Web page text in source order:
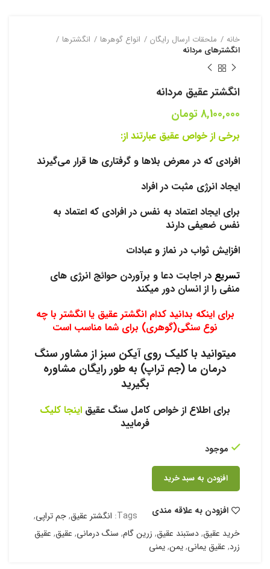
خانه ملحقات ارسال رایگان انواع گوهرها
انگشترها
انگشترهای مردانه
انگشتر عقیق مردانه
8,100,000تومان
برخی از خواص عقیق عبارتند از:
افرادی که در معرض بلاها و گرفتاری ها قرار می‌گیرند
ایجاد انرژی مثبت در افراد
برای ایجاد اعتماد به نفس در افرادی که اعتماد به
نفس ضعیفی دارند
افزایش ثواب در نماز و عبادات
تسریع در اجابت دعا و برآوردن حوائج انرژی های
منفی را از انسان دور میکند
برای اینکه بدانید کدام انگشتر عقیق یا انگشتر با چه
نوع سنگی(گوهری) برای شما مناسب است
میتوانید با کلیک روی آیکن سبز از مشاور سنگ
درمان ما (جم تراپ) به طور رایگان مشاوره
بگیرید
برای اطلاع از خواص کامل سنگ عقیق اینجا کلیک
فرمایید
موجود
افزودن به سبد خرید
افزودن به علاقه مندی Tags: انگشتر عقیق,جم تراپی,
خرید عقیق,دستبند عقیق, زرین گام, سنگ درمانی, عقیق, عقیق
زرد, عقیق یمانی,یمن,یمنی